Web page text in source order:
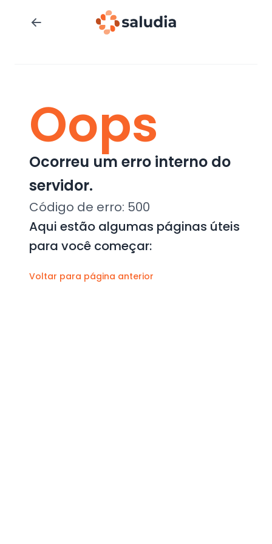
Oops
Ocorreu um erro interno do
servidor.
Código de erro: 500
Aqui estão algumas páginas úteis
para você começar:
Voltar para página anterior